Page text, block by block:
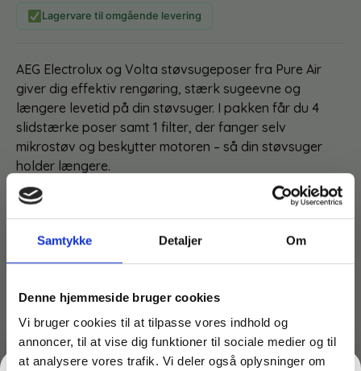
Samtykke Detaljer Om
Denne hjemmeside bruger cookies
Vi bruger cookies til at tilpasse vores indhold og
annoncer, til at vise dig funktioner til sociale medier og til
at analysere vores trafik. Vi deler også oplysninger om
Lagervare til omgående levering
AEG Electrolux og Volta støvsugeposer fra Pure Air
giver dig effektiv rengøring, stærk sugeevne og
længere levetid på din støvsuger. I pakken får du 4
slidstærke poser samt 1 filter, der fanger selv
mikrostøv og beskytter motoren – så din støvsuger
holder længere.
Poserne er fremstillet i et robust syntetisk materiale,
der sikrer optimal filtrering af støv, pollen og
allergener. Det giver et sundere indeklima, hvilket er en
og en mere stabil ydeevne over tid.
Fordele ved Pure Air støvsugeposer:
Kraftig sugeevne selv når posen er næsten fuld